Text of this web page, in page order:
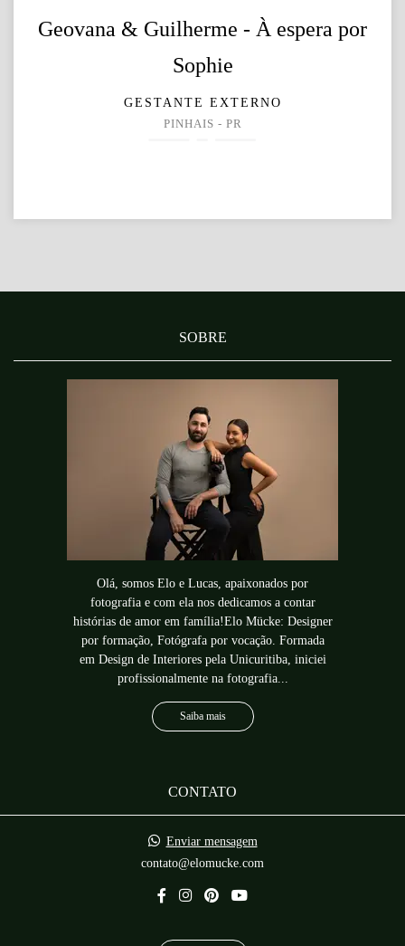
Geovana & Guilherme - À espera por
Sophie
GESTANTE EXTERNO
PINHAIS - PR
SOBRE
Olá, somos Elo e Lucas, apaixonados por
fotografia e com ela nos dedicamos a contar
histórias de amor em família!Elo Mücke: Designer
por formação, Fotógrafa por vocação. Formada
em Design de Interiores pela Unicuritiba, iniciei
profissionalmente na fotografia...
Saiba mais
CONTATO
Enviar mensagem
contato@elomucke.com